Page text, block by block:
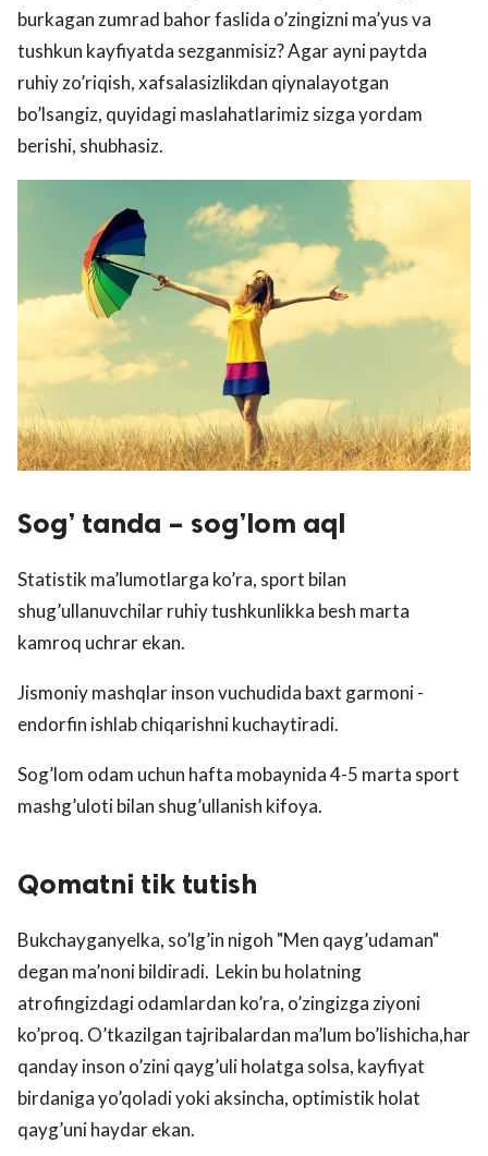
burkagan zumrad bahor faslida o’zingizni ma’yus va
tushkun kayfiyatda sezganmisiz? Agar ayni paytda
ruhiy zo’riqish, xafsalasizlikdan qiynalayotgan
bo’lsangiz, quyidagi maslahatlarimiz sizga yordam
berishi, shubhasiz.
Sog’ tanda – sog’lom aql
Statistik ma’lumotlarga ko’ra, sport bilan
shug’ullanuvchilar ruhiy tushkunlikka besh marta
kamroq uchrar ekan.
Jismoniy mashqlar inson vuchudida baxt garmoni -
endorfin ishlab chiqarishni kuchaytiradi.
Sog’lom odam uchun hafta mobaynida 4-5 marta sport
mashg’uloti bilan shug’ullanish kifoya.
Qomatni tik tutish
Bukchayganyelka, so’lg’in nigoh "Men qayg’udaman"
degan ma’noni bildiradi. Lekin bu holatning
atrofingizdagi odamlardan ko’ra, o’zingizga ziyoni
ko’proq. O’tkazilgan tajribalardan ma’lum bo’lishicha,har
qanday inson o’zini qayg’uli holatga solsa, kayfiyat
birdaniga yo’qoladi yoki aksincha, optimistik holat
qayg’uni haydar ekan.